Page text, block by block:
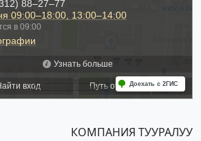
КОМПАНИЯ ТУУРАЛУУ